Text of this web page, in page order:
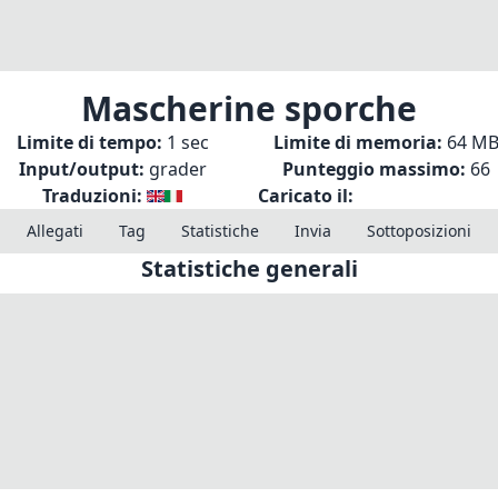
Mascherine sporche
Limite di tempo: 1 sec Limite di memoria: 64 MB
Input/output: grader Punteggio massimo: 66
Traduzioni:
Caricato il:
Allegati Tag Statistiche Invia Sottoposizioni
Statistiche generali